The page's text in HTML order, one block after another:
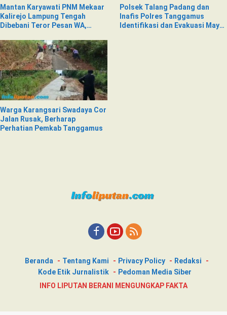
Mantan Karyawati PNM Mekaar
Kalirejo Lampung Tengah
Dibebani Teror Pesan WA,
Polsek Talang Padang dan
Inafis Polres Tanggamus
Identifikasi dan Evakuasi Mayat
Warga Karangsari Swadaya Cor
Jalan Rusak, Berharap
Perhatian Pemkab Tanggamus
Beranda Tentang Kami Privacy Policy
Redaksi
Kode Etik Jurnalistik
Pedoman Media Siber
INFO LIPUTAN BERANI MENGUNGKAP FAKTA